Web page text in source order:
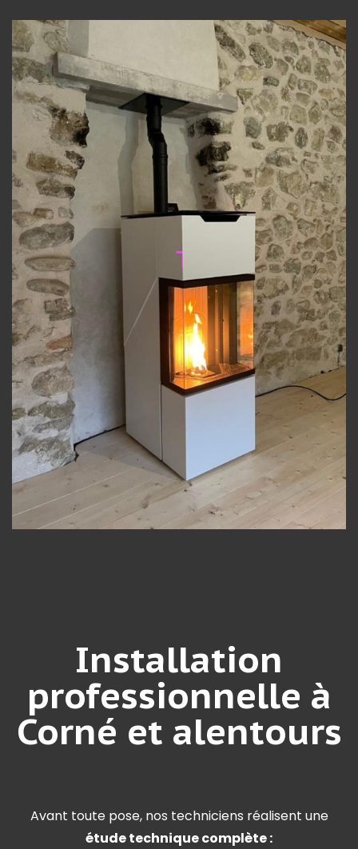
Installation
professionnelle à
Corné et alentours
Avant toute pose, nos techniciens réalisent une
étude technique complète :